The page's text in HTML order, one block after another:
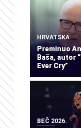
HRVATSKA
Preminuo
Baša, autor
Ever Cry”
BEČ 2026.